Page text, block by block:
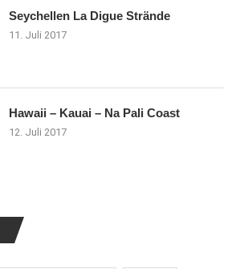
Seychellen La Digue Strände
11. Juli 2017
Hawaii – Kauai – Na Pali Coast
12. Juli 2017